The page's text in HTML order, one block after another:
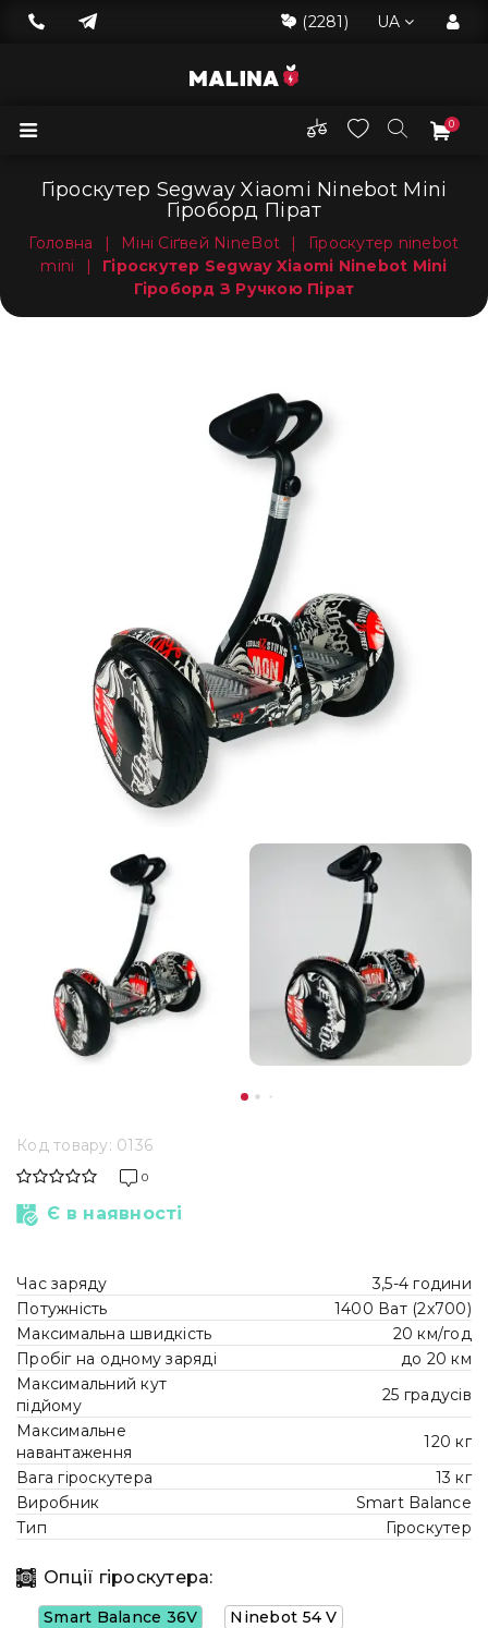
(2281) UA
0
Гіроскутер Segway Xiaomi Ninebot Mini
Гіроборд Пірат
Головна | Міні Сіґвей NineBot |
Гіроскутер ninebot
mini
|
Гіроскутер Segway Xiaomi Ninebot Mini
Гіроборд З Ручкою Пірат
Код товару: 0136
0
Є в наявності
Час заряду
3,5-4 години
Потужність
1400 Ват (2x700)
Максимальна швидкість
20 км/год
Пробіг на одному заряді
до 20 км
Максимальний кут
підйому
25 градусів
Максимальне
навантаження
120 кг
Вага гіроскутера
13 кг
Виробник
Smart Balance
Тип
Гіроскутер
Опції гіроскутера:
Smart Balance 36V Ninebot 54 V